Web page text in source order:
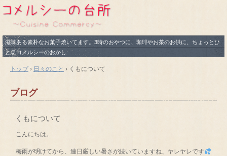
滋味ある素朴なお菓子焼いてます。3時のおやつに、珈琲やお茶のお供に、ちょっとひ
と息コメルシーのおかし
トップ› 日々のこと › くもについて
ブログ
くもについて
こんにちは。
梅雨が明けてから、連日厳しい暑さが続いていますね、ヤレヤレです